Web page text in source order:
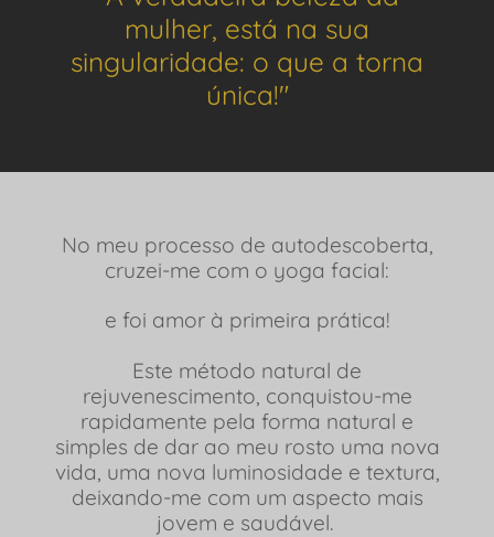
mulher, está na sua
singularidade: o que a torna
única!"
No meu processo de autodescoberta,
cruzei-me com o yoga facial:
e foi amor à primeira prática!
Este método natural de
rejuvenescimento, conquistou-me
rapidamente pela forma natural e
simples de dar ao meu rosto uma nova
vida, uma nova luminosidade e textura,
deixando-me com um aspecto mais
jovem e saudável.